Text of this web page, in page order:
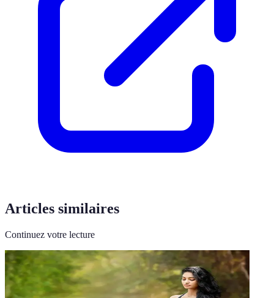
Articles similaires
Continuez votre lecture